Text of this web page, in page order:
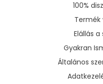
100%
Termék
Elállás
Gyakran
Általános